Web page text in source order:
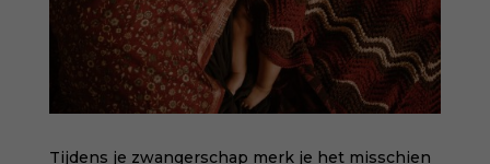
Tijdens je zwangerschap merk je het misschien